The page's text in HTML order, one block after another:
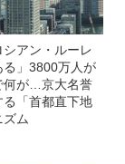
シアン・ルーレ
る」3800万人が
何が…京大名誉
「首都直下地
ム